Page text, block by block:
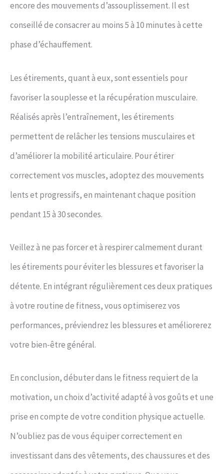
encore des mouvements d’assouplissement. Il est
conseillé de consacrer au moins 5 à 10 minutes à cette
phase d’échauffement.
Les étirements, quant à eux, sont essentiels pour
favoriser la souplesse et la récupération musculaire.
Réalisés après l’entraînement, les étirements
permettent de relâcher les tensions musculaires et
d’améliorer la mobilité articulaire. Pour étirer
correctement vos muscles, adoptez des mouvements
lents et progressifs, en maintenant chaque position
pendant 15 à 30 secondes.
Veillez à ne pas forcer et à respirer calmement durant
les étirements pour éviter les blessures et favoriser la
détente. En intégrant régulièrement ces deux pratiques
à votre routine de fitness, vous optimiserez vos
performances, préviendrez les blessures et améliorerez
votre bien-être général.
En conclusion, débuter dans le fitness requiert de la
motivation, un choix d’activité adapté à vos goûts et une
prise en compte de votre condition physique actuelle.
N’oubliez pas de vous équiper correctement en
investissant dans des vêtements, des chaussures et des